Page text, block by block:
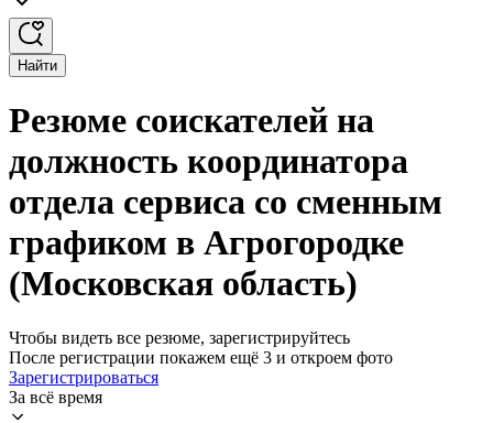
Найти
Резюме соискателей на
должность координатора
отдела сервиса со сменным
графиком в Агрогородке
(Московская область)
Чтобы видеть все резюме, зарегистрируйтесь
После регистрации покажем ещё 3 и откроем фото
Зарегистрироваться
За всё время